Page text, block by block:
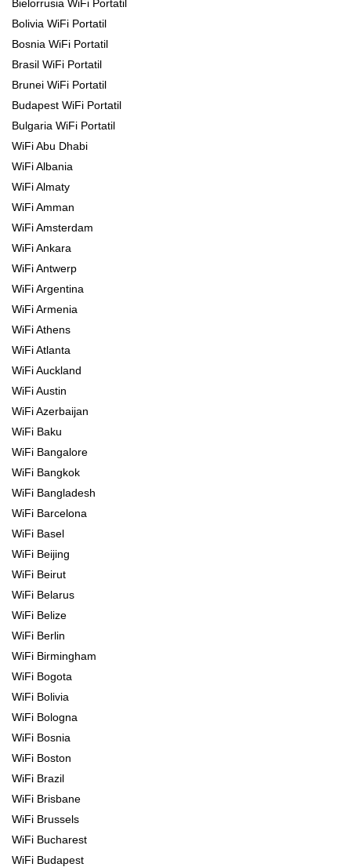
Bielorrusia WiFi Portatil
Bolivia WiFi Portatil
Bosnia WiFi Portatil
Brasil WiFi Portatil
Brunei WiFi Portatil
Budapest WiFi Portatil
Bulgaria WiFi Portatil
WiFi Abu Dhabi
WiFi Albania
WiFi Almaty
WiFi Amman
WiFi Amsterdam
WiFi Ankara
WiFi Antwerp
WiFi Argentina
WiFi Armenia
WiFi Athens
WiFi Atlanta
WiFi Auckland
WiFi Austin
WiFi Azerbaijan
WiFi Baku
WiFi Bangalore
WiFi Bangkok
WiFi Bangladesh
WiFi Barcelona
WiFi Basel
WiFi Beijing
WiFi Beirut
WiFi Belarus
WiFi Belize
WiFi Berlin
WiFi Birmingham
WiFi Bogota
WiFi Bolivia
WiFi Bologna
WiFi Bosnia
WiFi Boston
WiFi Brazil
WiFi Brisbane
WiFi Brussels
WiFi Bucharest
WiFi Budapest